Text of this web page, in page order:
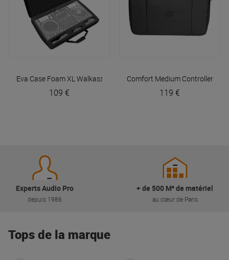
Eva Case Foam XLWalkasse
109 €
Comfort Medium Controller Bag
119 €
Experts Audio Pro
depuis 1986
+ de 500 M² de matériel
au cœur de Paris
Tops de la marque